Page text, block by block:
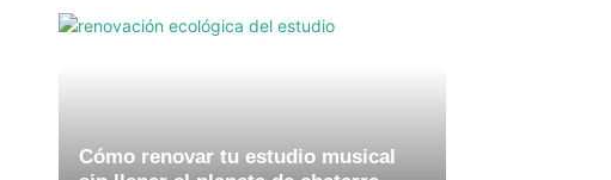
Cómo renovar tu estudio musical